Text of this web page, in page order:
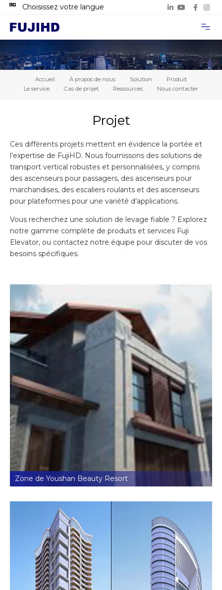
Choisissez votre langue
Accueil À propos de nous Solution
Produit
Le service
Cas de projet Ressources Nous contacter
Projet
Ces différents projets mettent en évidence la portée et
l’expertise de FujiHD. Nous fournissons des solutions de
transport vertical robustes et personnalisées, y compris
des ascenseurs pour passagers, des ascenseurs pour
marchandises, des escaliers roulants et des ascenseurs
pour plateformes pour une variété d’applications.
Vous recherchez une solution de levage fiable ? Explorez
notre gamme complète de produits et services Fuji
Elevator, ou contactez notre équipe pour discuter de vos
besoins spécifiques.
Zone de Youshan Beauty Resort